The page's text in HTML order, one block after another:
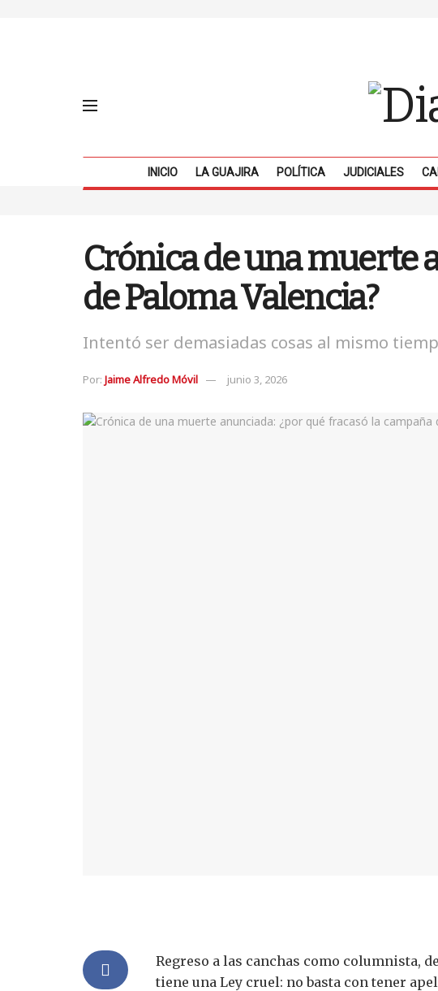
INICIO LA GUAJIRA POLÍTICA JUDICIALES
Crónica de una muerte
de Paloma Valencia?
Intentó ser demasiadas cosas al mismo
Por: Jaime Alfredo Móvil junio 3, 2026
Regreso a las canchas como columnista,
tiene una Ley cruel: no basta con tener